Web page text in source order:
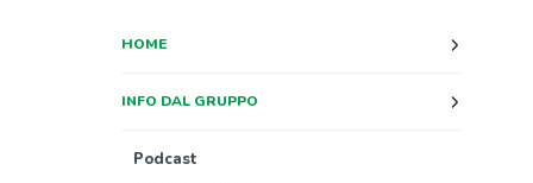
HOME
INFO DAL GRUPPO
Podcast